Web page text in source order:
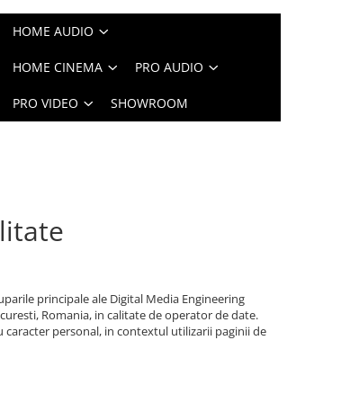
HOME AUDIO
HOME CINEMA PRO AUDIO
PRO VIDEO SHOWROOM
principale ale Digital Media Engineering
Romania, in calitate de operator de date.
personal, in contextul utilizarii paginii de